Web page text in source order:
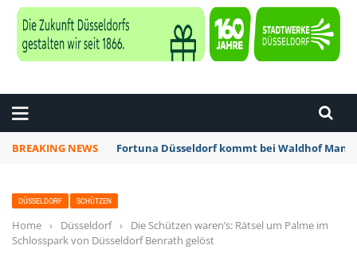
BREAKING NEWS Fortuna Düsseldorf kommt bei Waldhof
DÜSSELDORF SCHÜTZEN
Home › Düsseldorf ›
Die Schützen waren’s: Rätsel um Palme im
Schlosspark von Düsseldorf Benrath gelöst